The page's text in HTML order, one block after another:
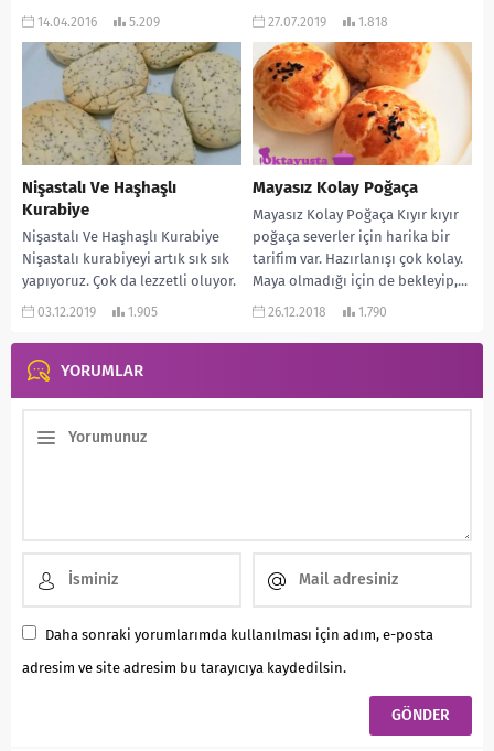
İçi kakaolu puding ile
14.04.2016 5.209
bu gün daha da lezzet...
27.07.2019 1.818
Nişastalı Ve Haşhaşlı
Kurabiye
Nişastalı Ve Haşhaşlı Kurabiye
Nişastalı kurabiyeyi artık sık sık
yapıyoruz. Çok da lezzetli oluyor.
Bu gün nişastalı kurabiyelerimize
03.12.2019 1.905
Mayasız Kolay Poğaça
Mayasız Kolay Poğaça Kıyır kıyır
poğaça severler için harika bir
tarifim var. Hazırlanışı çok kolay.
Maya olmadığı için de bekleyip,...
26.12.2018 1.790
YORUMLAR
Daha sonraki yorumlarımda kullanılması için adım, e-posta
adresim ve site adresim bu tarayıcıya kaydedilsin.